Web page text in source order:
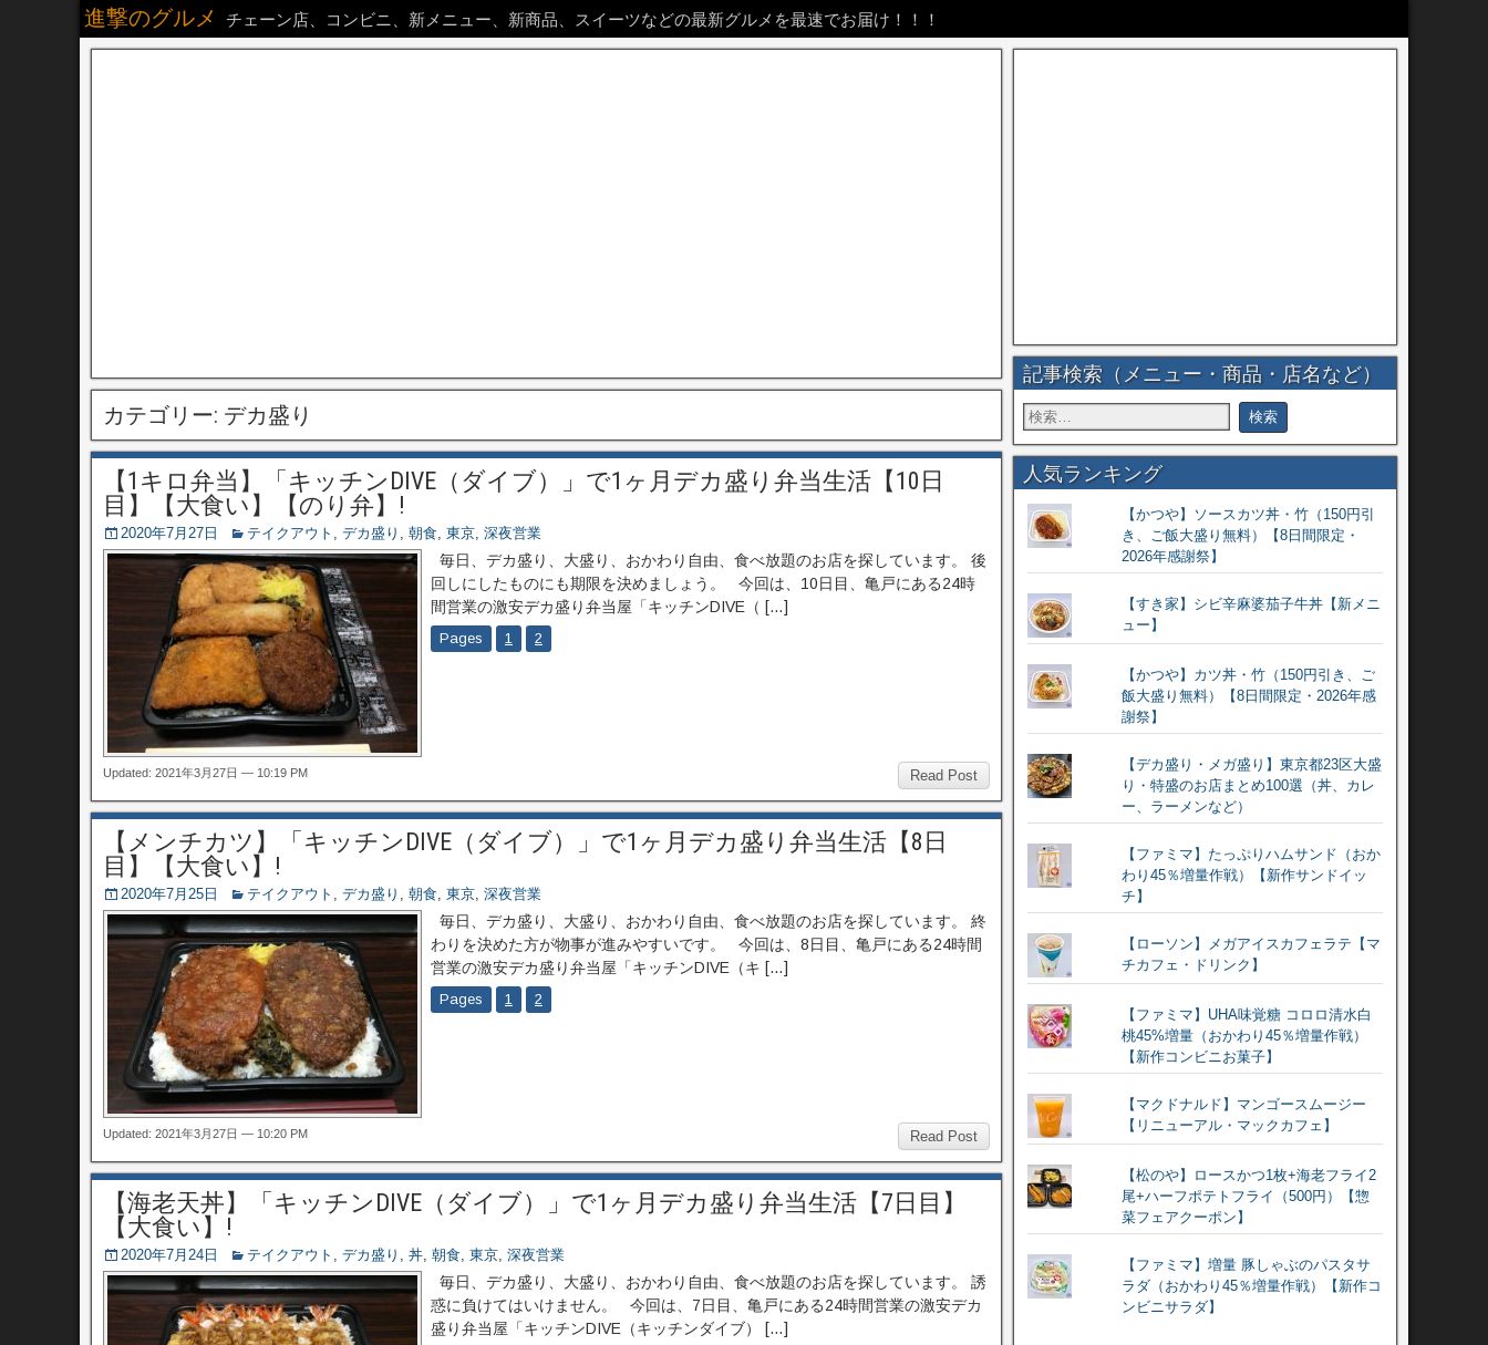
進撃のグルメ チェーン店、コンビニ、新メニュー、新商品、スイーツなどの最新グルメを最速でお届け！！！
カテゴリー: デカ盛り
【1キロ弁当】「キッチンDIVE（ダイブ）」で1ヶ月デカ盛り弁当生活【10日
目】【大食い】【のり弁】!
2020年7月27日 テイクアウト , デカ盛り , 朝食, 東京, 深夜営業
毎日、デカ盛り、大盛り、おかわり自由、食べ放題のお店を探しています。 後
回しにしたものにも期限を決めましょう。 今回は、10日目、亀戸にある24時
間営業の激安デカ盛り弁当屋「キッチンDIVE（ […]
Pages 1 2
Read Post
Updated: 2021年3月27日 — 10:19 PM
【メンチカツ】「キッチンDIVE（ダイブ）」で1ヶ月デカ盛り弁当生活【8日
目】【大食い】!
2020年7月25日 テイクアウト , デカ盛り , 朝食, 東京, 深夜営業
毎日、デカ盛り、大盛り、おかわり自由、食べ放題のお店を探しています。 終
わりを決めた方が物事が進みやすいです。 今回は、8日目、亀戸にある24時間
営業の激安デカ盛り弁当屋「キッチンDIVE（キ […]
Pages 1 2
Read Post
Updated: 2021年3月27日 — 10:20 PM
【海老天丼】「キッチンDIVE（ダイブ）」で1ヶ月デカ盛り弁当生活【7日目】
【大食い】!
2020年7月24日 テイクアウト , デカ盛り , 丼, 朝食, 東京, 深夜営業
毎日、デカ盛り、大盛り、おかわり自由、食べ放題のお店を探しています。 誘
惑に負けてはいけません。 今回は、7日目、亀戸にある24時間営業の激安デカ
盛り弁当屋「キッチンDIVE（キッチンダイブ） […]
記事検索（メニュー・商品・店名など）
人気ランキング
【かつや】ソースカツ丼・竹（150円引
き、ご飯大盛り無料）【8日間限定・
2026年感謝祭】
【すき家】シビ辛麻婆茄子牛丼【新メニ
ュー】
【かつや】カツ丼・竹（150円引き、ご
飯大盛り無料）【8日間限定・2026年感
謝祭】
【デカ盛り・メガ盛り】東京都23区大盛
り・特盛のお店まとめ100選（丼、カレ
ー、ラーメンなど）
【ファミマ】たっぷりハムサンド（おか
わり45％増量作戦）【新作サンドイッ
チ】
【ローソン】メガアイスカフェラテ【マ
チカフェ・ドリンク】
【ファミマ】UHA味覚糖 コロロ清水白
桃45%増量（おかわり45％増量作戦）
【新作コンビニお菓子】
【マクドナルド】マンゴースムージー
【リニューアル・マックカフェ】
【松のや】ロースかつ1枚+海老フライ2
尾+ハーフポテトフライ（500円）【惣
菜フェアクーポン】
【ファミマ】増量 豚しゃぶのパスタサ
ラダ（おかわり45％増量作戦）【新作コ
ンビニサラダ】